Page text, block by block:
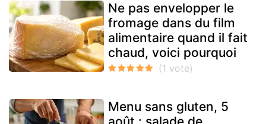
Ne pas envelopper le
fromage dans du film
alimentaire quand il fait
chaud, voici pourquoi
Menu sans gluten, 5